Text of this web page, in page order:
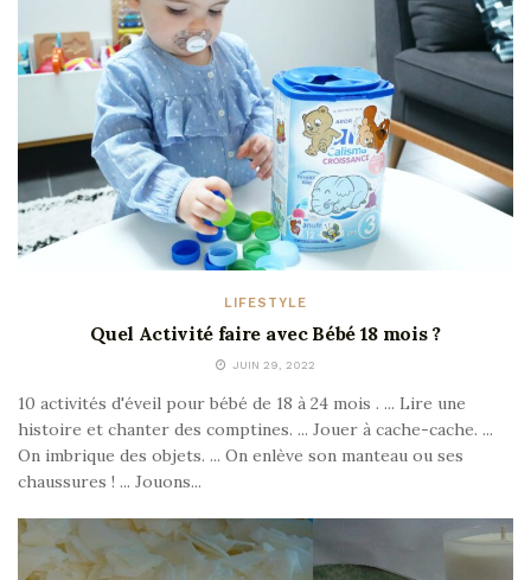
LIFESTYLE
Quel Activité faire avec Bébé 18 mois ?
JUIN 29, 2022
10 activités d'éveil pour bébé de 18 à 24 mois . ... Lire une
histoire et chanter des comptines. ... Jouer à cache-cache. ...
On imbrique des objets. ... On enlève son manteau ou ses
chaussures ! ... Jouons...